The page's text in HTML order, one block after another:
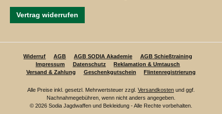
Vertrag widerrufen
Widerruf AGB AGB SODIA Akademie
AGB Schießtraining
Impressum
Datenschutz
Reklamation & Umtausch
Versand & Zahlung
Geschenkgutschein Flintenregistrierung
Alle Preise inkl. gesetzl. Mehrwertsteuer zzgl. Versandkosten und ggf.
Nachnahmegebühren, wenn nicht anders angegeben.
© 2026 Sodia Jagdwaffen und Bekleidung - Alle Rechte vorbehalten.